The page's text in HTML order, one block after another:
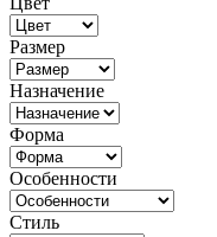
Размер
Назначение
Форма
Особенности
Стиль